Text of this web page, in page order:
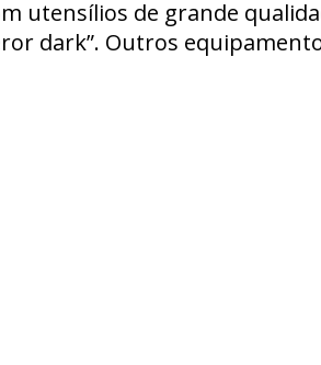
utensílios de grande
dark”. Outros